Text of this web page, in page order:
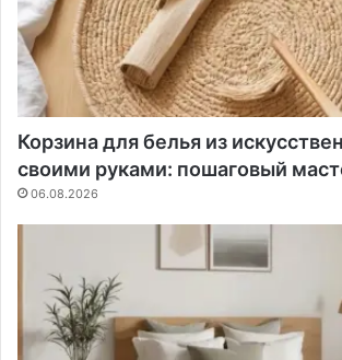
Корзина для белья из
своими руками: пошаговый
06.08.2026